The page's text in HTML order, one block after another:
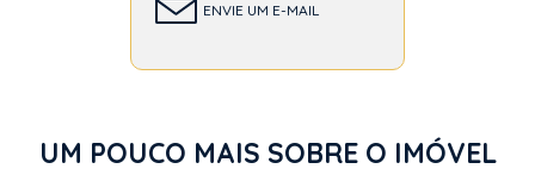
ENVIE UM E-MAIL
UM POUCO MAIS SOBRE O IMÓVEL